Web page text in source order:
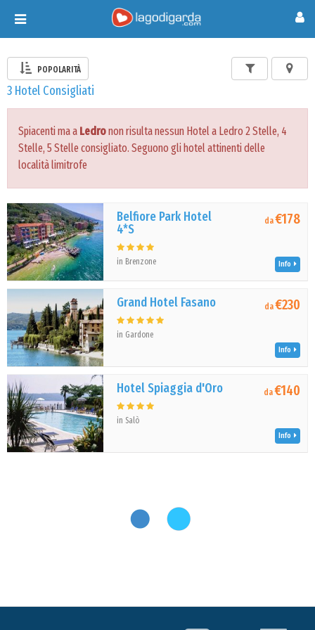
Toggle
navigation
POPOLARITÀ
3 Hotel Consigliati
Spiacenti ma a Ledronon risulta nessun Hotel a Ledro 2 Stelle, 4
Stelle, 5 Stelle consigliato. Seguono gli hotel attinenti delle
località limitrofe
Belfiore Park Hotel
4*S
in Brenzone
da€178
Info
Grand Hotel Fasano
in Gardone
da€230
Info
Hotel Spiaggia d'Oro
in Salò
da€140
Info